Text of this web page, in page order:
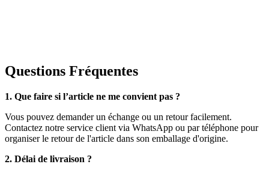
Questions Fréquentes
1. Que faire si l’article ne me convient pas ?
Vous pouvez demander un échange ou un retour facilement.
Contactez notre service client via WhatsApp ou par téléphone pour
organiser le retour de l'article dans son emballage d'origine.
2. Délai de livraison ?